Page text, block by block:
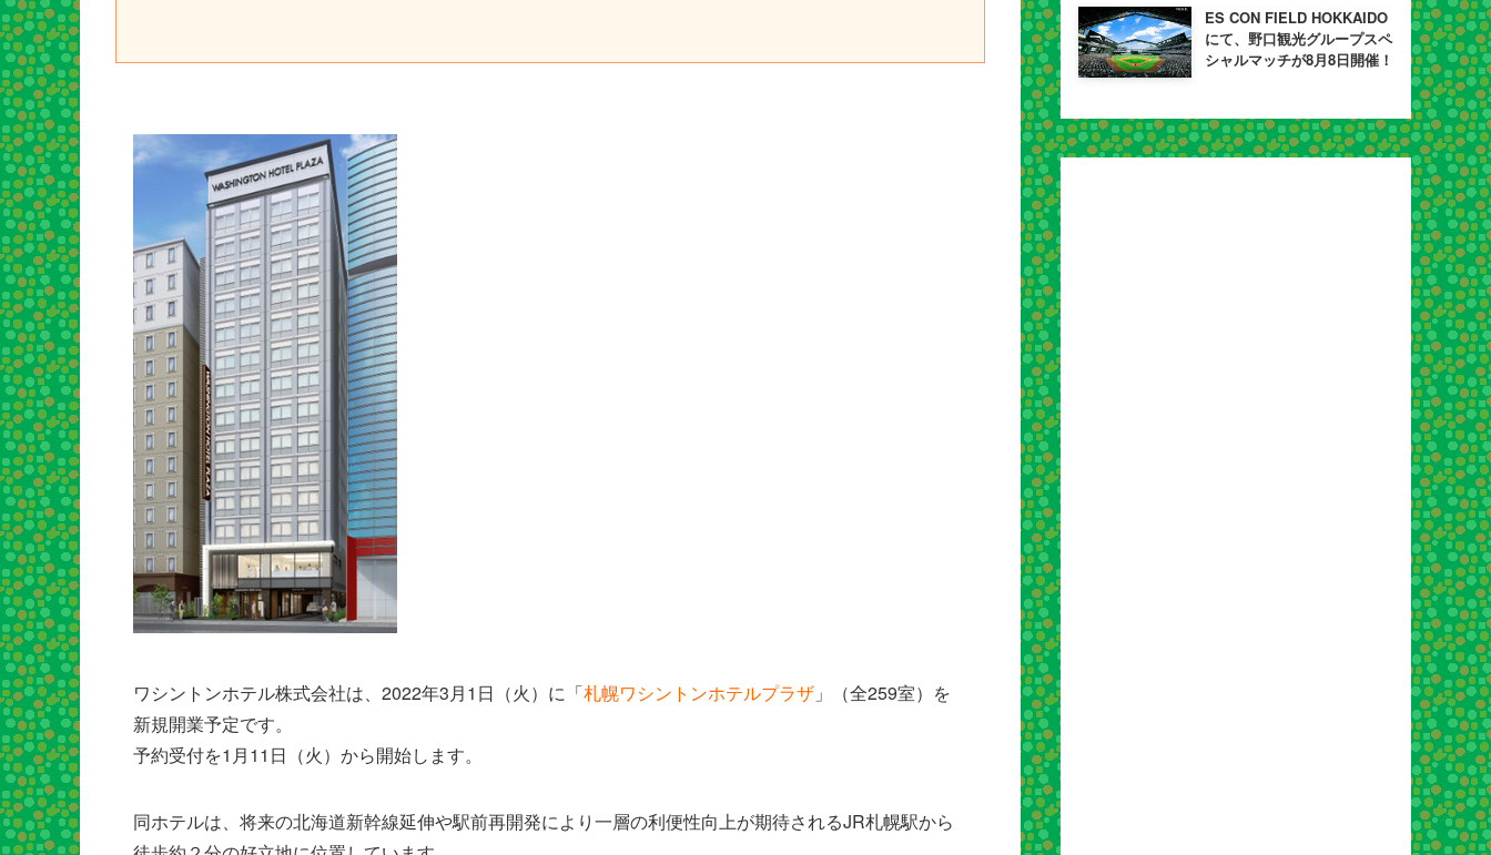
ワシントンホテル株式会社は、2022年3月1日（火）に「札幌ワシントンホテルプラザ 」（全259室）を
新規開業予定です。
予約受付を1月11日（火）から開始します。
同ホテルは、将来の北海道新幹線延伸や駅前再開発により一層の利便性向上が期待されるJR札幌駅から
ES CON FIELD HOKKAIDO
にて、野口観光グループスペ
シャルマッチが8月8日開催！